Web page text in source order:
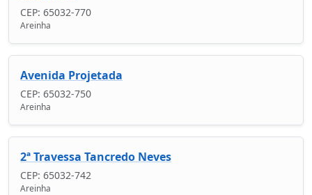
CEP: 65032-770
Areinha
Avenida Projetada
CEP: 65032-750
Areinha
2ª Travessa Tancredo Neves
CEP: 65032-742
Areinha